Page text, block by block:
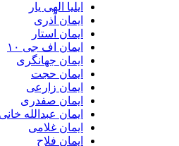
ایلیا الهی یار
ایمان آذری
ایمان استار
ایمان اف جی ۱۰
ایمان جهانگری
ایمان حجت
ایمان زارعی
ایمان صفدری
ایمان عبدالله خانی
ایمان غلامی
ایمان فلاح